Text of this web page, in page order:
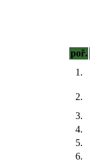
poř.
1.
2.
3.
4.
5.
6.